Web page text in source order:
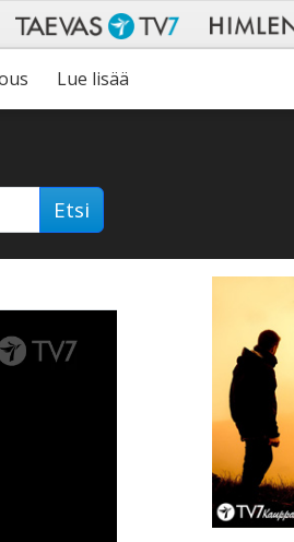
Lue lisää
Etsi